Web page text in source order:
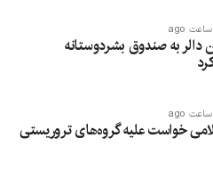
میلیون دالر به صندوق بشردوستانه
خواست علیه گروه‌های تروریستی